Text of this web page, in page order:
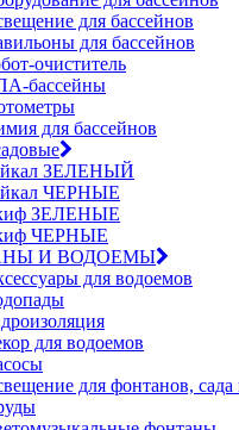
для бассейнов
для бассейнов
очиститель
бассейны
для бассейнов
ЗЕЛЕНЫЙ
ЧЕРНЫЕ
ЗЕЛЕНЫЕ
ЧЕРНЫЕ
И ВОДОЕМЫ
для водоемов
для водоемов
для фонтанов, сада